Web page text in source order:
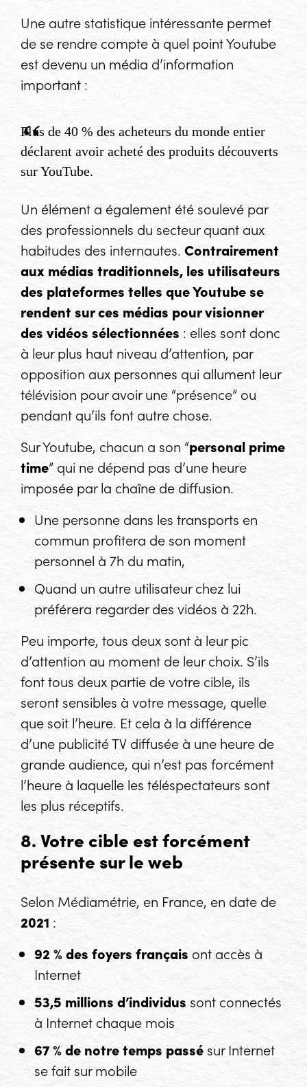
Une autre statistique intéressante permet
de se rendre compte à quel point Youtube
est devenu un média d’information
important :
Plus de 40 % des acheteurs du monde entier
déclarent avoir acheté des produits découverts
sur YouTube.
Un élément a également été soulevé par
des professionnels du secteur quant aux
habitudes des internautes. Contrairement
aux médias traditionnels, les utilisateurs
des plateformes telles que Youtube se
rendent sur ces médias pour visionner
des vidéos sélectionnées : elles sont donc
à leur plus haut niveau d’attention, par
opposition aux personnes qui allument leur
télévision pour avoir une “présence” ou
pendant qu’ils font autre chose.
Sur Youtube, chacun a son “personal prime
time” qui ne dépend pas d’une heure
imposée par la chaîne de diffusion.
Une personne dans les transports en
commun profitera de son moment
personnel à 7h du matin,
Quand un autre utilisateur chez lui
préférera regarder des vidéos à 22h.
Peu importe, tous deux sont à leur pic
d’attention au moment de leur choix. S’ils
font tous deux partie de votre cible, ils
seront sensibles à votre message, quelle
que soit l’heure. Et cela à la différence
d’une publicité TV diffusée à une heure de
grande audience, qui n’est pas forcément
l’heure à laquelle les téléspectateurs sont
les plus réceptifs.
8. Votre cible est forcément
présente sur le web
Selon Médiamétrie, en France, en date de
2021 :
92 % des foyers français ont accès à
Internet
53,5 millions d’individus sont connectés
à Internet chaque mois
67 % de notre temps passé sur Internet
se fait sur mobile